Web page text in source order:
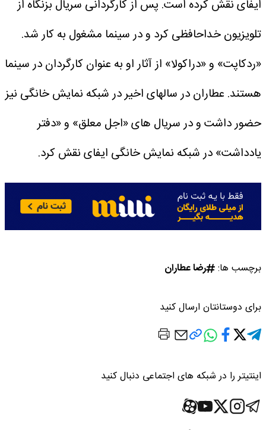
ایفای نقش کرده است. پس از کارگردانی سریال بزنگاه از
تلویزیون خداحافظی کرد و در سینما مشغول به کار شد.
«ردکاپت» و «دراکولا» از آثار او به عنوان کارگردان در سینما
هستند. عطاران در سالهای اخیر در شبکه نمایش خانگی نیز
حضور داشت و در سریال های «اجل معلق» و «دفتر
یادداشت» در شبکه نمایش خانگی ایفای نقش کرد.
برچسب ها: رضا عطاران
برای دوستانتان ارسال کنید
اینتیتر را در شبکه های اجتماعی دنبال کنید